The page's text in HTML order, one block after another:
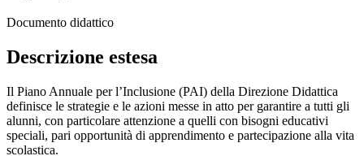
Documento didattico
Descrizione estesa
Il Piano Annuale per l’Inclusione (PAI) della Direzione Didattica
definisce le strategie e le azioni messe in atto per garantire a tutti gli
alunni, con particolare attenzione a quelli con bisogni educativi
speciali, pari opportunità di apprendimento e partecipazione alla vita
scolastica.